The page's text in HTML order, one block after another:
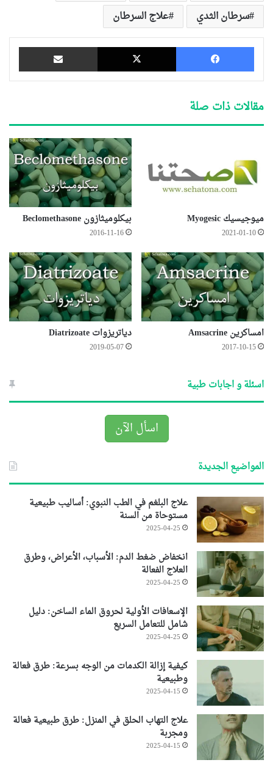
سرطان الثدي
علاج السرطان
فيسبوك ‫X
مقالات ذات صلة
ميوجيسيك Myogesic
2021-01-10
بيكلوميثازون Beclomethasone
2016-11-16
امساكرين Amsacrine
2017-10-15
دياتريزوات Diatrizoate
2019-05-07
اسئلة و اجابات طبية
اسأل الآن
المواضيع الجديدة
علاج البلغم في الطب النبوي: أساليب طبيعية
مستوحاة من السنة
2025-04-25
انخفاض ضغط الدم: الأسباب، الأعراض، وطرق
العلاج الفعالة
2025-04-25
الإسعافات الأولية لحروق الماء الساخن: دليل
شامل للتعامل السريع
2025-04-25
كيفية إزالة الكدمات من الوجه بسرعة: طرق فعالة
وطبيعية
2025-04-15
علاج التهاب الحلق في المنزل: طرق طبيعية فعالة
ومجربة
2025-04-15